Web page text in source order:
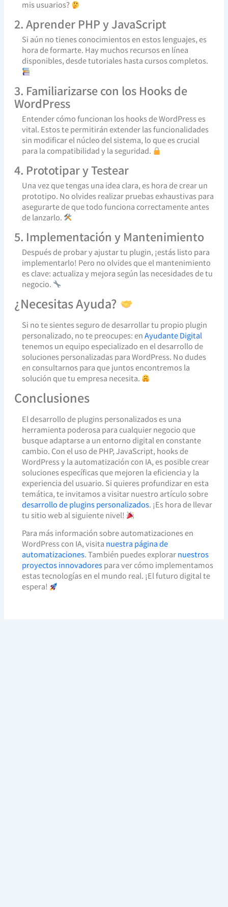
mis usuarios?
2. Aprender PHP y JavaScript
Si aún no tienes conocimientos en estos lenguajes, es
hora de formarte. Hay muchos recursos en línea
disponibles, desde tutoriales hasta cursos completos.
3. Familiarizarse con los Hooks de
WordPress
Entender cómo funcionan los hooks de WordPress es
vital. Estos te permitirán extender las funcionalidades
sin modificar el núcleo del sistema, lo que es crucial
para la compatibilidad y la seguridad.
4. Prototipar y Testear
Una vez que tengas una idea clara, es hora de crear un
prototipo. No olvides realizar pruebas exhaustivas para
asegurarte de que todo funciona correctamente antes
de lanzarlo.
5. Implementación y Mantenimiento
Después de probar y ajustar tu plugin, ¡estás listo para
implementarlo! Pero no olvides que el mantenimiento
es clave: actualiza y mejora según las necesidades de tu
negocio.
¿Necesitas Ayuda?
Si no te sientes seguro de desarrollar tu propio plugin
personalizado, no te preocupes: enAyudante Digital
tenemos un equipo especializado en el desarrollo de
soluciones personalizadas para WordPress. No dudes
en consultarnos para que juntos encontremos la
solución que tu empresa necesita.
Conclusiones
El desarrollo de plugins personalizados es una
herramienta poderosa para cualquier negocio que
busque adaptarse a un entorno digital en constante
cambio. Con el uso de PHP, JavaScript, hooks de
WordPress y la automatización con IA, es posible crear
soluciones específicas que mejoren la eficiencia y la
experiencia del usuario. Si quieres profundizar en esta
temática, te invitamos a visitar nuestro artículo sobre
desarrollo de plugins personalizados. ¡Es hora de llevar
tu sitio web al siguiente nivel!
Para más información sobre automatizaciones en
WordPress con IA, visita nuestra página de
automatizaciones. También puedes explorarnuestros
proyectos innovadorespara ver cómo implementamos
estas tecnologías en el mundo real. ¡El futuro digital te
espera!